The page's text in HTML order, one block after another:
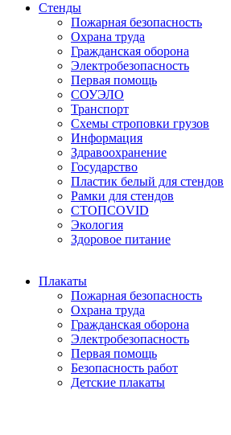
Стенды
Пожарная безопасность
Охрана труда
Гражданская оборона
Электробезопасность
Первая помощь
СОУЭЛО
Транспорт
Схемы строповки грузов
Информация
Здравоохранение
Государство
Пластик белый для стендов
Рамки для стендов
СТОПCOVID
Экология
Здоровое питание
Плакаты
Пожарная безопасность
Охрана труда
Гражданская оборона
Электробезопасность
Первая помощь
Безопасность работ
Детские плакаты